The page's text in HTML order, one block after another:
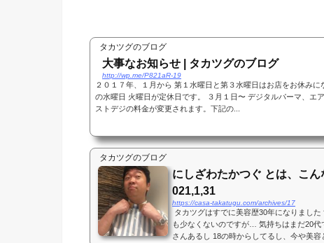
タカツグのブログ
大事なお知らせ | タカツグのブログ
http://wp.me/P821aR-19
２０１７年、１月から 第１水曜日と第３水曜日はお店をお休みに
の水曜日 火曜日が定休日です。 ３月１日〜 デジタルパーマ、エ
ストデジの料金が変更されます。下記の...
タカツグのブログ
にしざわたかつぐ とは、こ
021,1,31
https://casa-takatugu.com/archives/17
タカツグはすでに美容歴30年になりまし
も少なくないのですが… 気持ちはまだ20代
さんあるし 18の時からしてるし、今や美